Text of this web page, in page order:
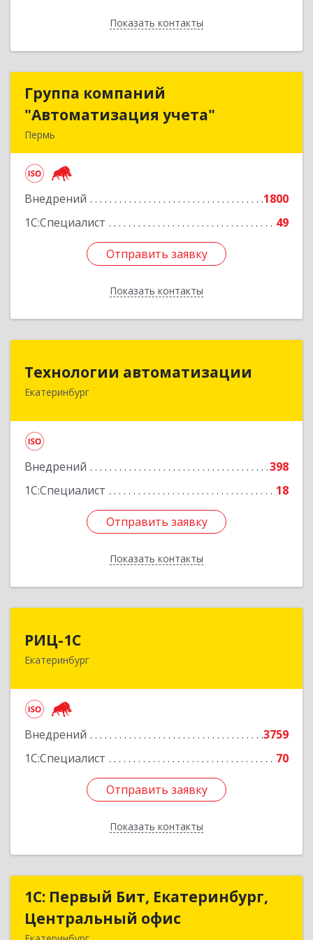
Показать контакты
Назад
Группа компаний
"Автоматизация учета"
Пермь
Внедрений
1800
1С:Специалист
49
Отправить заявку
Показать контакты
Группа компаний
"Автоматизация учета"
Подробнее
Отправить заявку
Назад
Технологии автоматизации
Екатеринбург
Внедрений
398
1С:Специалист
18
Отправить заявку
Показать контакты
620014, Свердловская обл, г. о. город
Подробнее
Отправить заявку
Назад
РИЦ-1С
Екатеринбург
Внедрений
3759
1С:Специалист
70
Отправить заявку
Показать контакты
620102, Свердловская обл, Екатеринбург г,
Отправить заявку
Назад
1С: Первый Бит, Екатеринбург,
Центральный офис
1С: Первый Бит, Екатеринбург,
Центральный офис